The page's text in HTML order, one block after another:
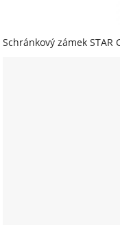
Schránkový zámek STAR